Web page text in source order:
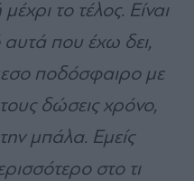
το τέλος. Είναι
που έχω δει,
ποδόσφαιρο με
δώσεις χρόνο,
μπάλα. Εμείς
στο τι